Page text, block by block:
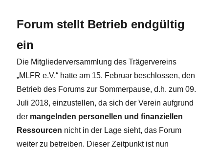
Forum stellt Betrieb endgültig
ein
Die Mitgliederversammlung des Trägervereins
„MLFR e.V.“ hatte am 15. Februar beschlossen, den
Betrieb des Forums zur Sommerpause, d.h. zum 09.
Juli 2018, einzustellen, da sich der Verein aufgrund
der mangelnden personellen und finanziellen
Ressourcen nicht in der Lage sieht, das Forum
weiter zu betreiben. Dieser Zeitpunkt ist nun